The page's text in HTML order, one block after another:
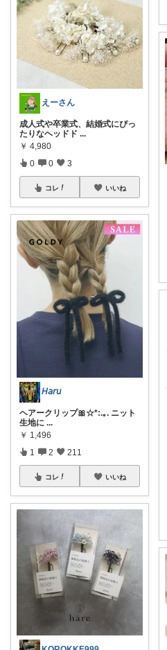
えーさん
成人式や卒業式、結婚式にぴっ
たりなヘッドド ...
￥ 4,980
0 0 3
コレ いいね
𝘏𝘢𝘳𝘶
ヘアークリップ🎀☆*:.｡. ニット
生地に ...
￥ 1,496
1 2 211
コレ いいね